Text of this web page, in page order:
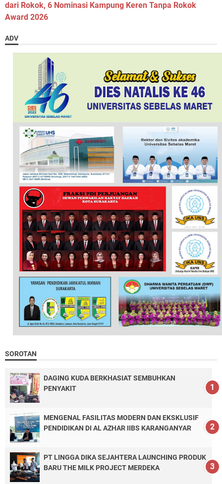
dari Rokok, 6 Nominasi Kampung Keren Tanpa Rokok
Award 2026
ADV
SOROTAN
DAGING KUDA BERKHASIAT SEMBUHKAN
PENYAKIT
MENGENAL FASILITAS MODERN DAN EKSKLUSIF
PENDIDIKAN DI AL AZHAR IIBS KARANGANYAR
PT LINGGA DIKA SEJAHTERA LAUNCHING PRODUK
BARU THE MILK PROJECT MERDEKA